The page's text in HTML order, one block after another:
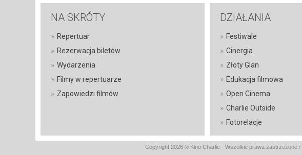
NA SKRÓTY
» Repertuar
» Rezerwacja biletów
» Wydarzenia
» Filmy w repertuarze
» Zapowiedzi filmów
DZIAŁANIA
» Festiwale
» Cinergia
» Złoty Glan
» Edukacja filmowa
» Open Cinema
» Charlie Outside
» Fotorelacje
Copyright 2026 © Kino Charlie - Wszelkie prawa zastrzeżone /